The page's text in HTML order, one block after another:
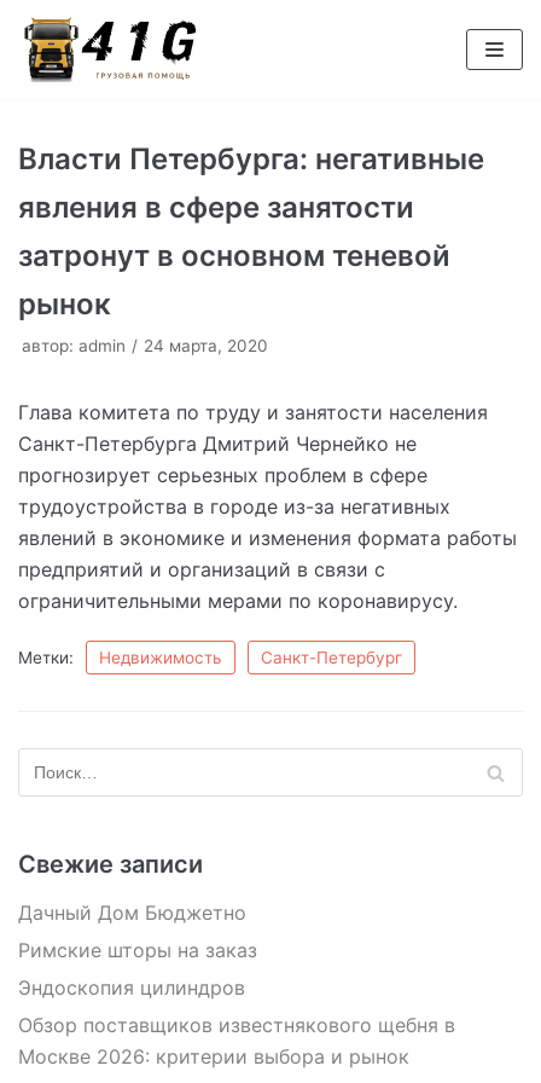
Перейти
к
Власти Петербурга: негативные
явления в сфере занятости
затронут в основном теневой
рынок
автор: admin 24 марта, 2020
Глава комитета по труду и занятости населения
Санкт-Петербурга Дмитрий Чернейко не
прогнозирует серьезных проблем в сфере
трудоустройства в городе из-за негативных
явлений в экономике и изменения формата работы
предприятий и организаций в связи с
ограничительными мерами по коронавирусу.
Метки: Недвижимость Санкт-Петербург
Свежие записи
Дачный Дом Бюджетно
Римские шторы на заказ
Эндоскопия цилиндров
Обзор поставщиков известнякового щебня в
Москве 2026: критерии выбора и рынок